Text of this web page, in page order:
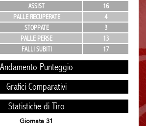
ASSIST
16
PALLE RECUPERATE
4
STOPPATE
3
PALLE PERSE
13
FALLI SUBITI 17
Andamento Punteggio
Grafici Comparativi
Statistiche di Tiro
Giornata 31